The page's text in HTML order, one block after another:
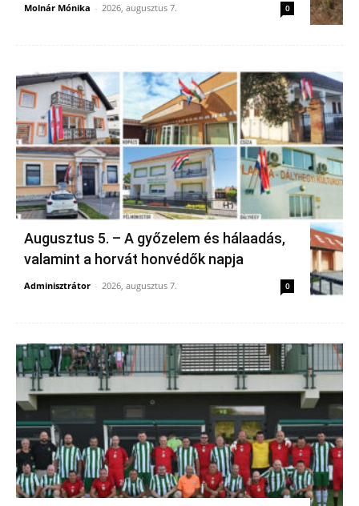
Molnár Mónika - 2026, augusztus 7. 0
Augusztus 5. – A győzelem és hálaadás,
valamint a horvát honvédők napja
Adminisztrátor - 2026, augusztus 7. 0